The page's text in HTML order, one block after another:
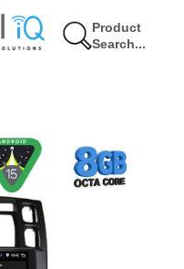
Product
Search...
9% Έκπτωση